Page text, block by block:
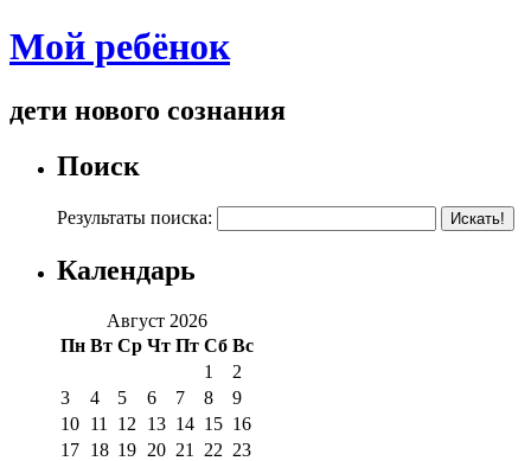
Мой ребёнок
дети нового сознания
Поиск
Результаты поиска:
Календарь
Август 2026
Пн Вт Ср Чт Пт Сб Вс
1
2
3
4 5 6 7 8
9
10 11 12 13 14 15 16
17 18 19 20 21 22 23